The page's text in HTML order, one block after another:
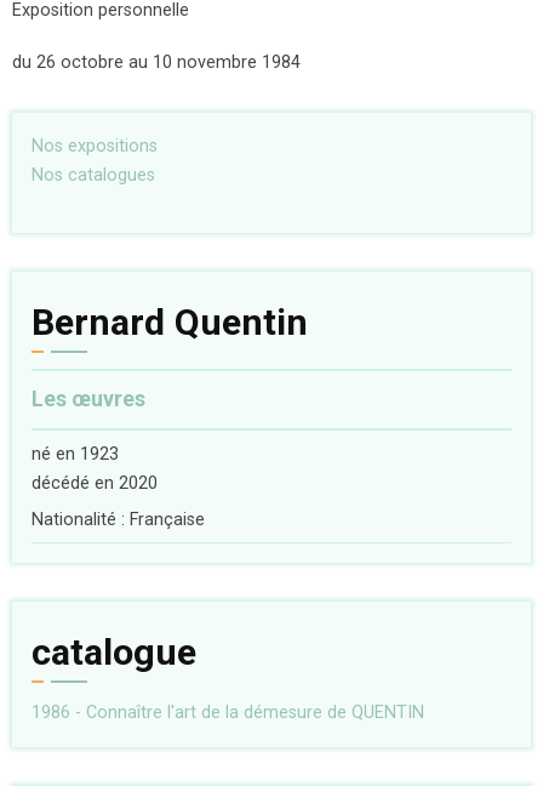
Exposition personnelle
du 26 octobre au 10 novembre 1984
Nos expositions
Nos catalogues
Bernard Quentin
Les œuvres
né en 1923
décédé en 2020
Nationalité : Française
catalogue
1986 - Connaître l'art de la démesure de QUENTIN